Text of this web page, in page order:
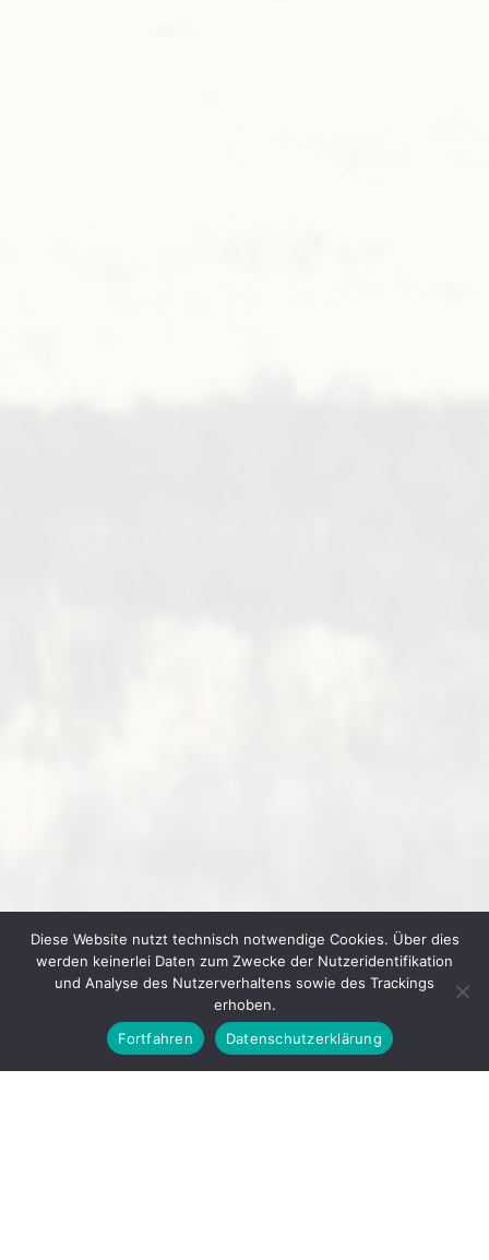
GEWERBEVEREIN IHRINGEN E. V.
Diese Website nutzt technisch notwendige Cookies. Über dies
werden keinerlei Daten zum Zwecke der Nutzeridentifikation
und Analyse des Nutzerverhaltens sowie des Trackings
erhoben.
Fortfahren
Datenschutzerklärung